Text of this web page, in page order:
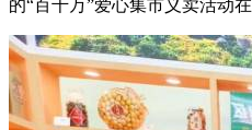
的“百千万”爱心集市义卖活动在